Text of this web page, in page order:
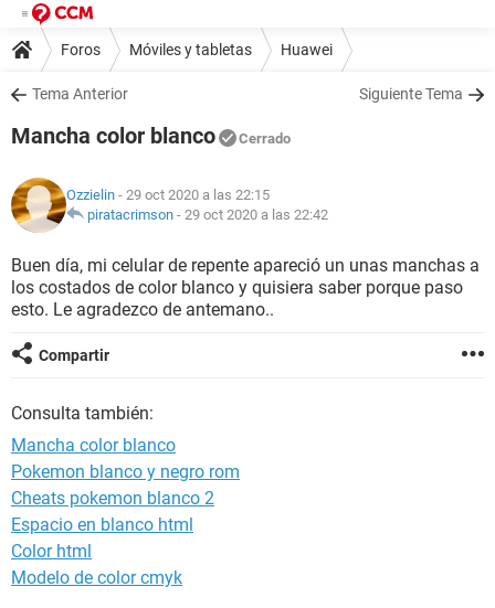
Foros Móviles y tabletas Huawei
Tema Anterior Siguiente Tema
Mancha color blanco Cerrado
Ozzielin - 29 oct 2020 a las 22:15
piratacrimson - 29 oct 2020 a las 22:42
Buen día, mi celular de repente apareció un unas manchas a
los costados de color blanco y quisiera saber porque paso
esto. Le agradezco de antemano..
Compartir
Consulta también:
Mancha color blanco
Pokemon blanco y negro rom
Cheats pokemon blanco 2
Espacio en blanco html
Color html
Modelo de color cmyk